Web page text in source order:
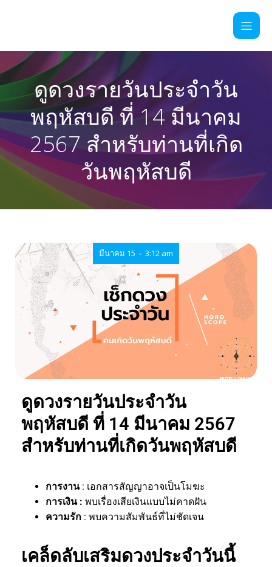
ดูดวงรายวันประจำวัน
พฤหัสบดี ที่ 14 มีนาคม
2567 สำหรับท่านที่เกิด
วันพฤหัสบดี
มีนาคม 15 - 3:12 am
ดูดวงรายวันประจำวัน
พฤหัสบดี ที่ 14 มีนาคม 2567
สำหรับท่านที่เกิดวันพฤหัสบดี
การงาน: เอกสารสัญญาอาจเป็นโมฆะ
การเงิน : พบเรื่องเสียเงินแบบไม่คาดฝัน
ความรัก : พบความสัมพันธ์ที่ไม่ชัดเจน
เคล็ดลับเสริมดวงประจำวันนี้